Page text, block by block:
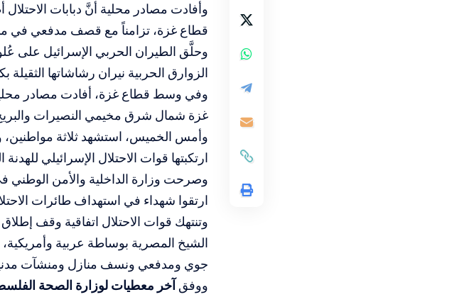
وأفادت مصادر محلية أنَّ دبابات
قطاع غزة، تزامناً مع قصف مدفعي في
وحلَّق الطيران الحربي الإسرائيل على
الزوارق الحربية نيران رشاشاتها
وفي وسط قطاع غزة، أفادت مصادر
غزة شمال شرق مخيمي النصيرات
وأمس الخميس، استشهد ثلاثة
ارتكبتها قوات الاحتلال الإسرائيلي
وصرحت وزارة الداخلية والأمن الوطني
ارتقوا شهداء في استهداف طائرات
وتنتهك قوات الاحتلال اتفاقية وقف
جوي ومدفعي ونسف منازل ومنشآت
ووفق آخر معطيات لوزارة الصحة